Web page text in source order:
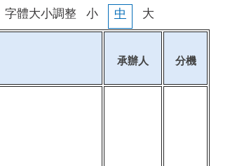
字體大小調整 小 中 大
承辦人 分機